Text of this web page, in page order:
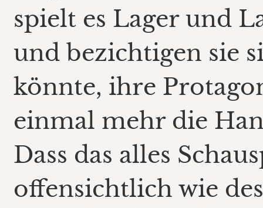
spielt es Lager und
und bezichtigen sie
könnte, ihre
einmal mehr die
Dass das alles
offensichtlich wie